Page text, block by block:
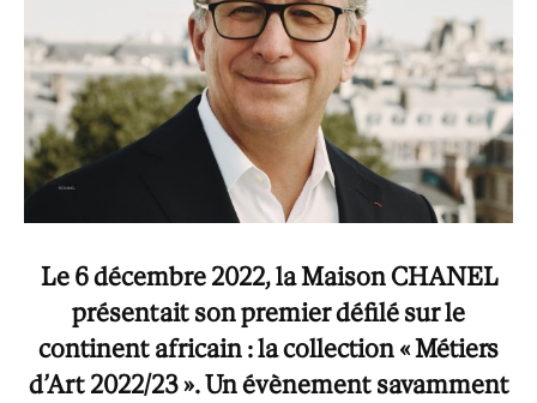
Le 6 décembre 2022, la Maison CHANEL
présentait son premier défilé sur le
continent africain : la collection « Métiers
d’Art 2022/23 ». Un évènement savamment